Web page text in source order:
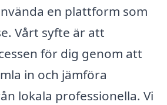
en plattform som
Vårt syfte är att
för dig genom att
in och jämföra
lokala professionella. Vi